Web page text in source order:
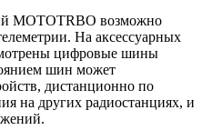
MOTOTRBO возможно
На аксессуарных
цифровые шины
шин может
дистанционно по
на других радиостанциях, и